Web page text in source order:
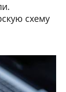
схему